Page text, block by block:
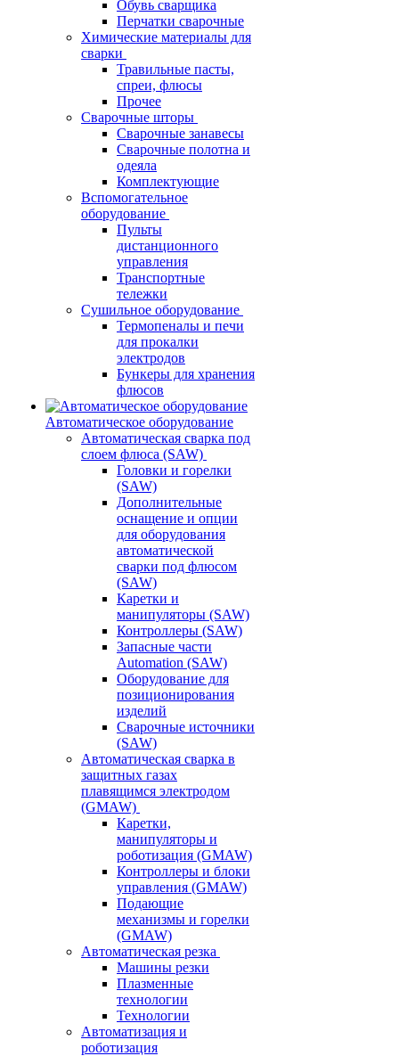
Обувь сварщика
Перчатки сварочные
Химические материалы для
сварки
Травильные пасты,
спреи, флюсы
Прочее
Сварочные шторы
Сварочные занавесы
Сварочные полотна и
одеяла
Комплектующие
Вспомогательное
оборудование
Пульты
дистанционного
управления
Транспортные
тележки
Сушильное оборудование
Термопеналы и печи
для прокалки
электродов
Бункеры для хранения
флюсов
Автоматическое оборудование
Автоматическая сварка под
слоем флюса (SAW)
Головки и горелки
(SAW)
Дополнительные
оснащение и опции
для оборудования
автоматической
сварки под флюсом
(SAW)
Каретки и
манипуляторы (SAW)
Контроллеры (SAW)
Запасные части
Automation (SAW)
Оборудование для
позиционирования
изделий
Сварочные источники
(SAW)
Автоматическая сварка в
защитных газах
плавящимся электродом
(GMAW)
Каретки,
манипуляторы и
роботизация (GMAW)
Контроллеры и блоки
управления (GMAW)
Подающие
механизмы и горелки
(GMAW)
Автоматическая резка
Машины резки
Плазменные
технологии
Технологии
Автоматизация и
роботизация